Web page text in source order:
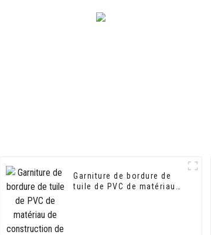
Garniture de bordure de
tuile de PVC de matériau